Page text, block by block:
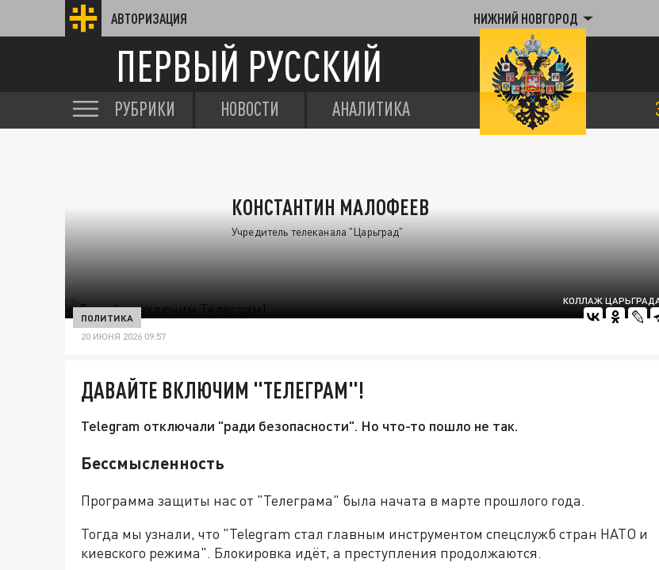
АВТОРИЗАЦИЯ НИЖНИЙ НОВГОРОД
ПЕРВЫЙ РУССКИЙ
РУБРИКИ НОВОСТИ АНАЛИТИКА
КОНСТАНТИН МАЛОФЕЕВ
Учредитель телеканала "Царьград"
КОЛЛАЖ
ПОЛИТИКА
20 ИЮНЯ 2026 09:57
ДАВАЙТЕ ВКЛЮЧИМ "ТЕЛЕГРАМ"!
Telegram отключали "ради безопасности". Но что-то пошло не так.
Бессмысленность
Программа защиты нас от "Телеграма" была начата в марте прошлого года.
Тогда мы узнали, что "Telegram стал главным инструментом спецслужб стран НАТО и
киевского режима". Блокировка идёт, а преступления продолжаются.